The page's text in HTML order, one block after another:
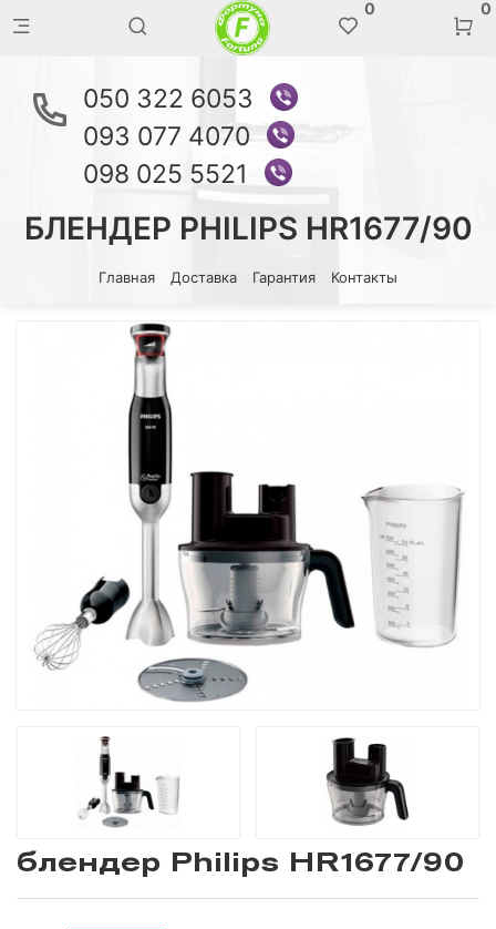
0 0
050 322 6053
093 077 4070
098 025 5521
БЛЕНДЕР PHILIPS HR1677/90
Главная Доставка Гарантия Контакты
блендер Philips HR1677/90